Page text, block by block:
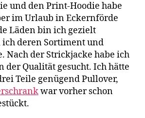
und den Print-Hoodie habe
im Urlaub in Eckernförde
Läden bin ich gezielt
deren Sortiment und
Nach der Strickjacke habe ich
der Qualität gesucht. Ich hätte
Teile genügend Pullover,
war vorher schon